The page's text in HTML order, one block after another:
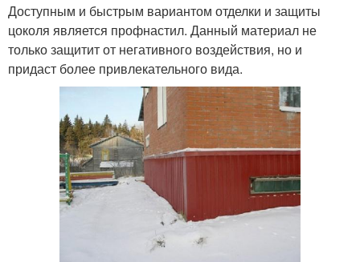
Доступным и быстрым вариантом отделки и защиты
цоколя является профнастил. Данный материал не
только защитит от негативного воздействия, но и
придаст более привлекательного вида.